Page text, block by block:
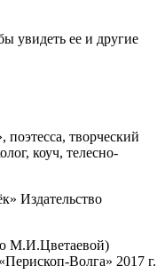
увидеть ее и другие
творческий
коуч, телесно-
Издательство
М.И.Цветаевой)
Волга» 2017 г.